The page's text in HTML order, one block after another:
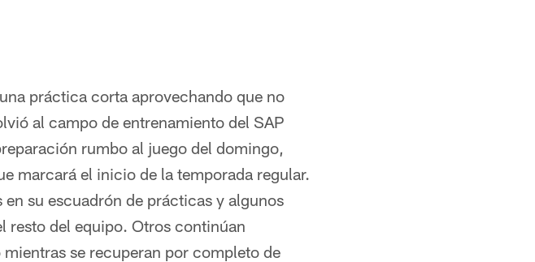
práctica corta aprovechando que no
al campo de entrenamiento del SAP
rumbo al juego del domingo,
marcará el inicio de la temporada regular.
su escuadrón de prácticas y algunos
resto del equipo. Otros continúan
se recuperan por completo de